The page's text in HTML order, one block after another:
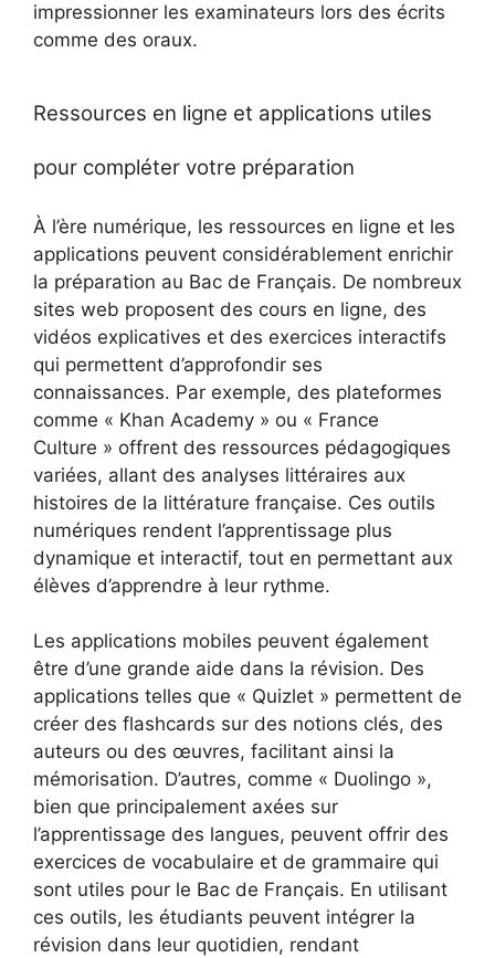
impressionner les examinateurs lors des écrits
comme des oraux.
Ressources en ligne et applications utiles
pour compléter votre préparation
À l’ère numérique, les ressources en ligne et les
applications peuvent considérablement enrichir
la préparation au Bac de Français. De nombreux
sites web proposent des cours en ligne, des
vidéos explicatives et des exercices interactifs
qui permettent d’approfondir ses
connaissances. Par exemple, des plateformes
comme « Khan Academy » ou « France
Culture » offrent des ressources pédagogiques
variées, allant des analyses littéraires aux
histoires de la littérature française. Ces outils
numériques rendent l’apprentissage plus
dynamique et interactif, tout en permettant aux
élèves d’apprendre à leur rythme.
Les applications mobiles peuvent également
être d’une grande aide dans la révision. Des
applications telles que « Quizlet » permettent de
créer des flashcards sur des notions clés, des
auteurs ou des œuvres, facilitant ainsi la
mémorisation. D’autres, comme « Duolingo »,
bien que principalement axées sur
l’apprentissage des langues, peuvent offrir des
exercices de vocabulaire et de grammaire qui
sont utiles pour le Bac de Français. En utilisant
ces outils, les étudiants peuvent intégrer la
révision dans leur quotidien, rendant